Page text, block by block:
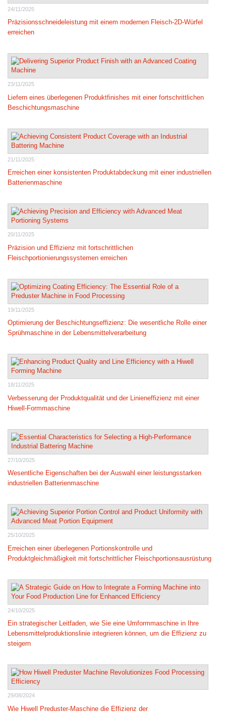
24/11/2025
Präzisionsschneideleistung mit einem modernen Fleisch-2D-Würfel
erreichen
23/11/2025
Liefern eines überlegenen Produktfinishes mit einer fortschrittlichen
Beschichtungsmaschine
21/11/2025
Erreichen einer konsistenten Produktabdeckung mit einer industriellen
Batterienmaschine
20/11/2025
Präzision und Effizienz mit fortschrittlichen
Fleischportionierungssystemen erreichen
19/11/2025
Optimierung der Beschichtungseffizienz: Die wesentliche Rolle einer
Sprühmaschine in der Lebensmittelverarbeitung
18/11/2025
Verbesserung der Produktqualität und der Linieneffizienz mit einer
Hiwell-Formmaschine
27/10/2025
Wesentliche Eigenschaften bei der Auswahl einer leistungsstarken
industriellen Batterienmaschine
25/10/2025
Erreichen einer überlegenen Portionskontrolle und
Produktgleichmäßigkeit mit fortschrittlicher Fleischportionsausrüstung
24/10/2025
Ein strategischer Leitfaden, wie Sie eine Umformmaschine in Ihre
Lebensmittelproduktionslinie integrieren können, um die Effizienz zu
steigern
29/08/2024
Wie Hiwell Preduster-Maschine die Effizienz der